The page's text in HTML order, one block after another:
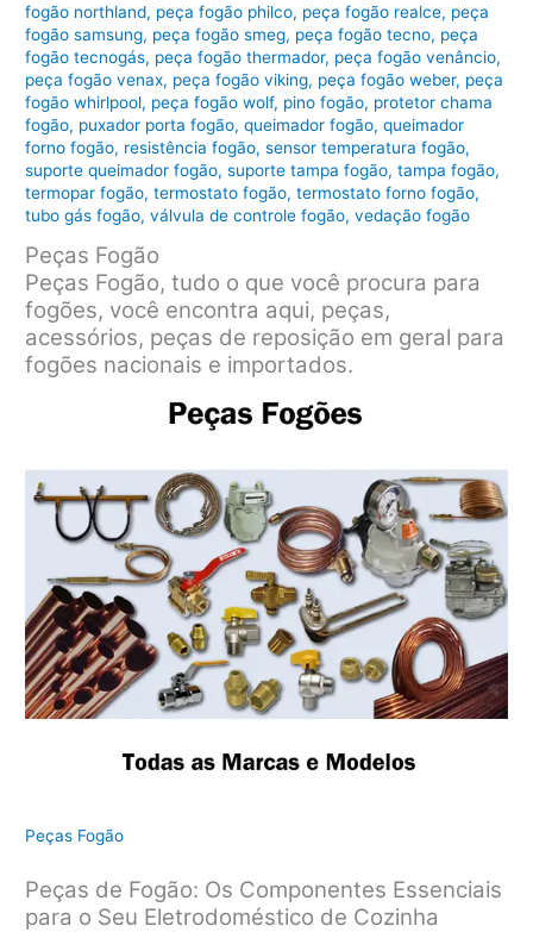
fogão northland, peça fogão philco, peça fogão realce, peça
fogão samsung, peça fogão smeg, peça fogão tecno, peça
fogão tecnogás, peça fogão thermador, peça fogão venâncio,
peça fogão venax, peça fogão viking, peça fogão weber, peça
fogão whirlpool, peça fogão wolf, pino fogão, protetor chama
fogão, puxador porta fogão,queimador fogão,queimador
forno fogão, resistência fogão,sensor temperatura fogão,
suporte queimador fogão,suporte tampa fogão,tampa fogão,
termopar fogão,termostato fogão,termostato forno fogão,
tubo gás fogão,válvula de controle fogão,vedação fogão
Peças Fogão
Peças Fogão, tudo o que você procura para
fogões, você encontra aqui, peças,
acessórios, peças de reposição em geral para
fogões nacionais e importados.
Peças Fogão
Peças de Fogão: Os Componentes Essenciais
para o Seu Eletrodoméstico de Cozinha